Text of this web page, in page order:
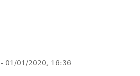
- 01/01/2020, 16:36